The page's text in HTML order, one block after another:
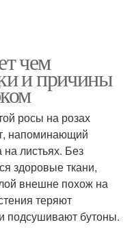
чем
и причины
росы на розах
напоминающий
листьях. Без
здоровые ткани,
внешне похож на
теряют
подсушивают бутоны.